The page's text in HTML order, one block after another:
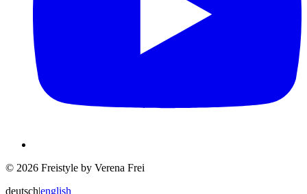
© 2026 Freistyle by Verena Frei
deutsch|english